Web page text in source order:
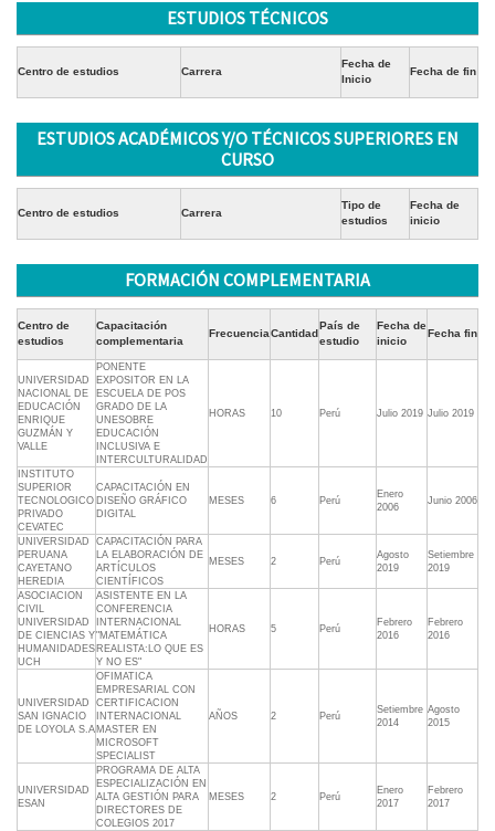
ESTUDIOS TÉCNICOS
Centro de estudios Carrera
Fecha de
Inicio
Fecha de fin
ESTUDIOS ACADÉMICOS Y/O TÉCNICOS SUPERIORES EN
CURSO
Centro de estudios Carrera
Tipo de
estudios
Fecha de
inicio
FORMACIÓN COMPLEMENTARIA
Centro de
estudios
Capacitación
complementaria
FrecuenciaCantidad
País de
estudio
Fecha de
inicio
Fecha fin
UNIVERSIDAD
NACIONAL DE
EDUCACIÓN
ENRIQUE
GUZMÁN Y
VALLE
PONENTE
EXPOSITOR EN LA
ESCUELA DE POS
GRADO DE LA
UNESOBRE
EDUCACIÓN
INCLUSIVA E
INTERCULTURALIDAD
HORAS 10 Perú Julio 2019 Julio 2019
INSTITUTO
SUPERIOR
TECNOLOGICO
PRIVADO
CEVATEC
CAPACITACIÓN EN
DISEÑO GRÁFICO
DIGITAL
MESES 6 Perú
Enero
2006
Junio 2006
UNIVERSIDAD
PERUANA
CAYETANO
HEREDIA
CAPACITACIÓN PARA
LA ELABORACIÓN DE
ARTÍCULOS
CIENTÍFICOS
MESES 2 Perú
Agosto
2019
Setiembre
2019
ASOCIACION
CIVIL
UNIVERSIDAD
DE CIENCIAS Y
HUMANIDADES
UCH
ASISTENTE EN LA
CONFERENCIA
INTERNACIONAL
"MATEMÁTICA
REALISTA:LO QUE ES
Y NO ES"
HORAS 5 Perú
Febrero
2016
Febrero
2016
UNIVERSIDAD
SAN IGNACIO
DE LOYOLA S.A
OFIMATICA
EMPRESARIAL CON
CERTIFICACION
INTERNACIONAL
MASTER EN
MICROSOFT
SPECIALIST
AÑOS 2 Perú
Setiembre
2014
Agosto
2015
UNIVERSIDAD
ESAN
PROGRAMA DE ALTA
ESPECIALIZACIÓN EN
ALTA GESTIÓN PARA
DIRECTORES DE
COLEGIOS 2017
MESES 2 Perú
Enero
2017
Febrero
2017